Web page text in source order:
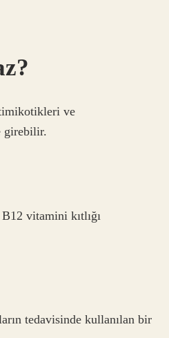
ve
girebilir.
vitamini kıtlığı
tedavisinde kullanılan bir